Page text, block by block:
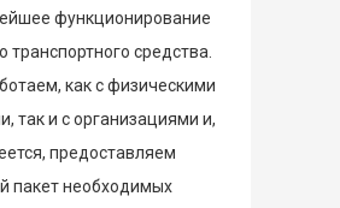
функционирование
транспортного средства.
как с физическими
так и с организациями и,
предоставляем
пакет необходимых